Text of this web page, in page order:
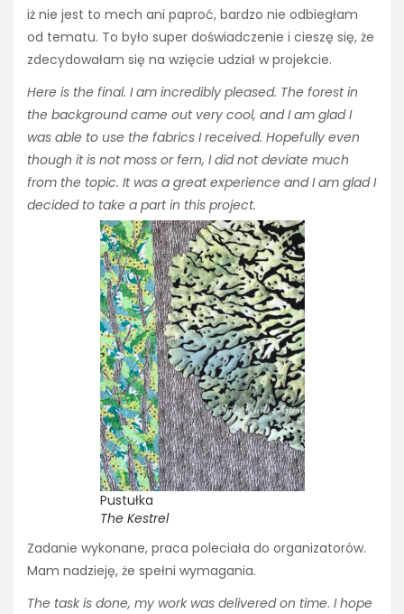
iż nie jest to mech ani paproć, bardzo nie odbiegłam
od tematu. To było super doświadczenie i cieszę się, że
zdecydowałam się na wzięcie udział w projekcie.
Here is the final. I am incredibly pleased. The forest in
the background came out very cool, and I am glad I
was able to use the fabrics I received. Hopefully even
though it is not moss or fern, I did not deviate much
from the topic. It was a great experience and I am glad I
decided to take a part in this project.
Pustułka
The Kestrel
Zadanie wykonane, praca poleciała do organizatorów.
Mam nadzieję, że spełni wymagania.
The task is done, my work was delivered on time. I hope